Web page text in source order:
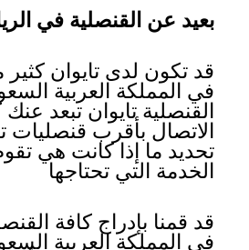
بعيد عن القنصلية في
قد تكون لدى تايوان
في المملكة العربية
القنصلية تايوان تبعد
الاتصال بأقرب قنصليات
تحديد ما إذا كانت هي
الخدمة التي تحتاجها
قد قمنا بإدراج كافة
في المملكة العربية